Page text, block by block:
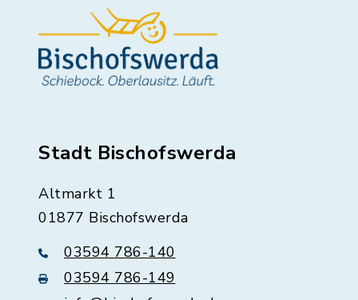
Stadt Bischofswerda
Altmarkt 1
01877 Bischofswerda
03594 786-140
03594 786-149